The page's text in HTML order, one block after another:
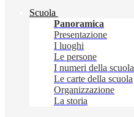
Scuola
Panoramica
Presentazione
I luoghi
Le persone
I numeri della scuola
Le carte della scuola
Organizzazione
La storia